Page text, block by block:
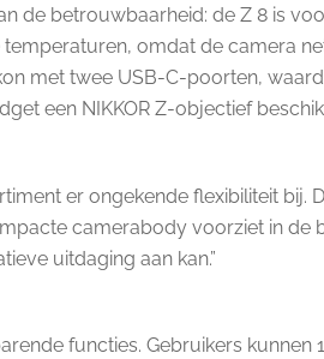
de betrouwbaarheid: de Z 8 is
omdat de camera
met twee USB-C-poorten,
een NIKKOR Z-objectief
er ongekende flexibiliteit bij.
camerabody voorziet in de
uitdaging aan kan.”
functies. Gebruikers kunnen